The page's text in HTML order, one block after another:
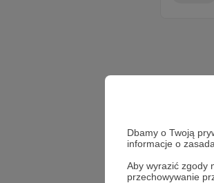
Dbamy o Twoją
informacje o
Aby wyrazić zgody
przechowywanie